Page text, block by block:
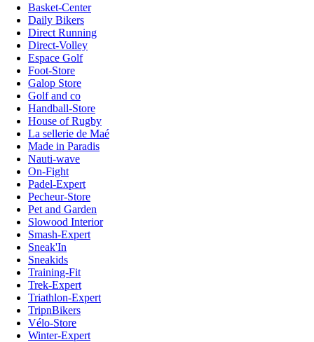
Basket-Center
Daily Bikers
Direct Running
Direct-Volley
Espace Golf
Foot-Store
Galop Store
Golf and co
Handball-Store
House of Rugby
La sellerie de Maé
Made in Paradis
Nauti-wave
On-Fight
Padel-Expert
Pecheur-Store
Pet and Garden
Slowood Interior
Smash-Expert
Sneak'In
Sneakids
Training-Fit
Trek-Expert
Triathlon-Expert
TripnBikers
Vélo-Store
Winter-Expert